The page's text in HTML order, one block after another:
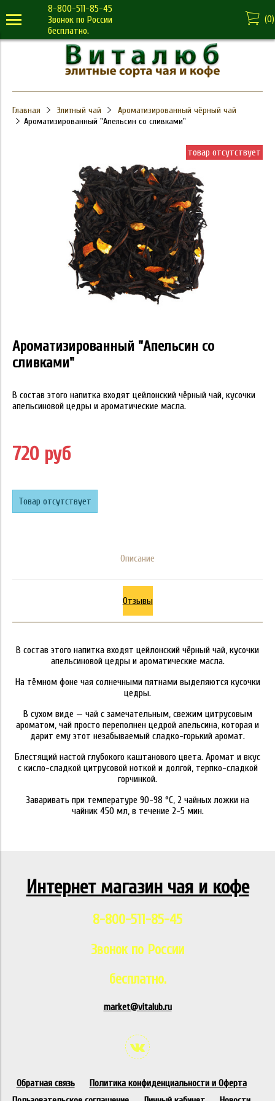
8-800-511-85-45
Звонок по России
бесплатно.
(0)
Главная Элитный чай
Ароматизированный чёрный чай
Ароматизированный "Апельсин со сливками"
товар отсутствует
Ароматизированный "Апельсин со
сливками"
В состав этого напитка входят цейлонский чёрный чай, кусочки
апельсиновой цедры и ароматические масла.
720 руб
Товар отсутствует
Описание
Отзывы
В состав этого напитка входят цейлонский чёрный чай, кусочки
апельсиновой цедры и ароматические масла.
На тёмном фоне чая солнечными пятнами выделяются кусочки
цедры.
В сухом виде — чай с замечательным, свежим цитрусовым
ароматом, чай просто переполнен цедрой апельсина, которая и
дарит ему этот незабываемый сладко-горький аромат.
Блестящий настой глубокого каштанового цвета. Аромат и вкус
с кисло-сладкой цитрусовой ноткой и долгой, терпко-сладкой
горчинкой.
Заваривать при температуре 90-98 °C, 2 чайных ложки на
чайник 450 мл, в течение 2-5 мин.
Интернет магазин чая и кофе
8-800-511-85-45
Звонок по России
бесплатно.
market@vitalub.ru
Обратная связь
Политика конфиденциальности и Оферта